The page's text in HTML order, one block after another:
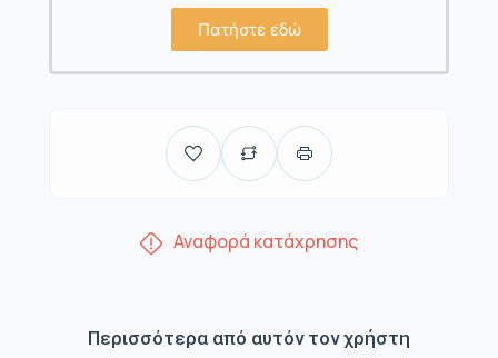
Πατήστε εδώ
Αναφορά κατάχρησης
Περισσότερα από αυτόν τον χρήστη